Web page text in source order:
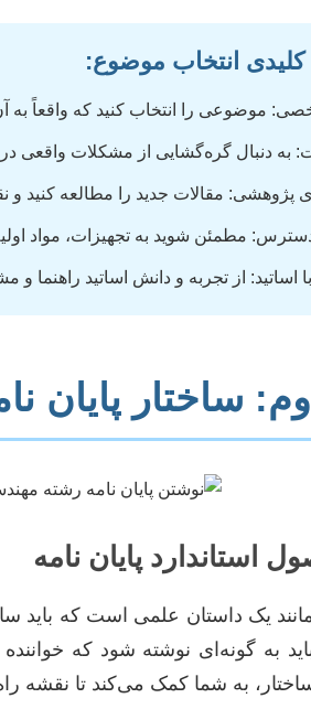
کلیدی انتخاب موضوع:
موضوعی را انتخاب کنید که واقعاً به
به دنبال گره‌گشایی از مشکلات واقعی
مقالات جدید را مطالعه کنید و
دسترس: مطمئن شوید به تجهیزات، مواد
از تجربه و دانش اساتید راهنما و
ساختار پایان
استاندارد پایان نامه
مانند یک داستان علمی است که
به گونه‌ای نوشته شود که
ساختار، به شما کمک می‌کند تا نقشه